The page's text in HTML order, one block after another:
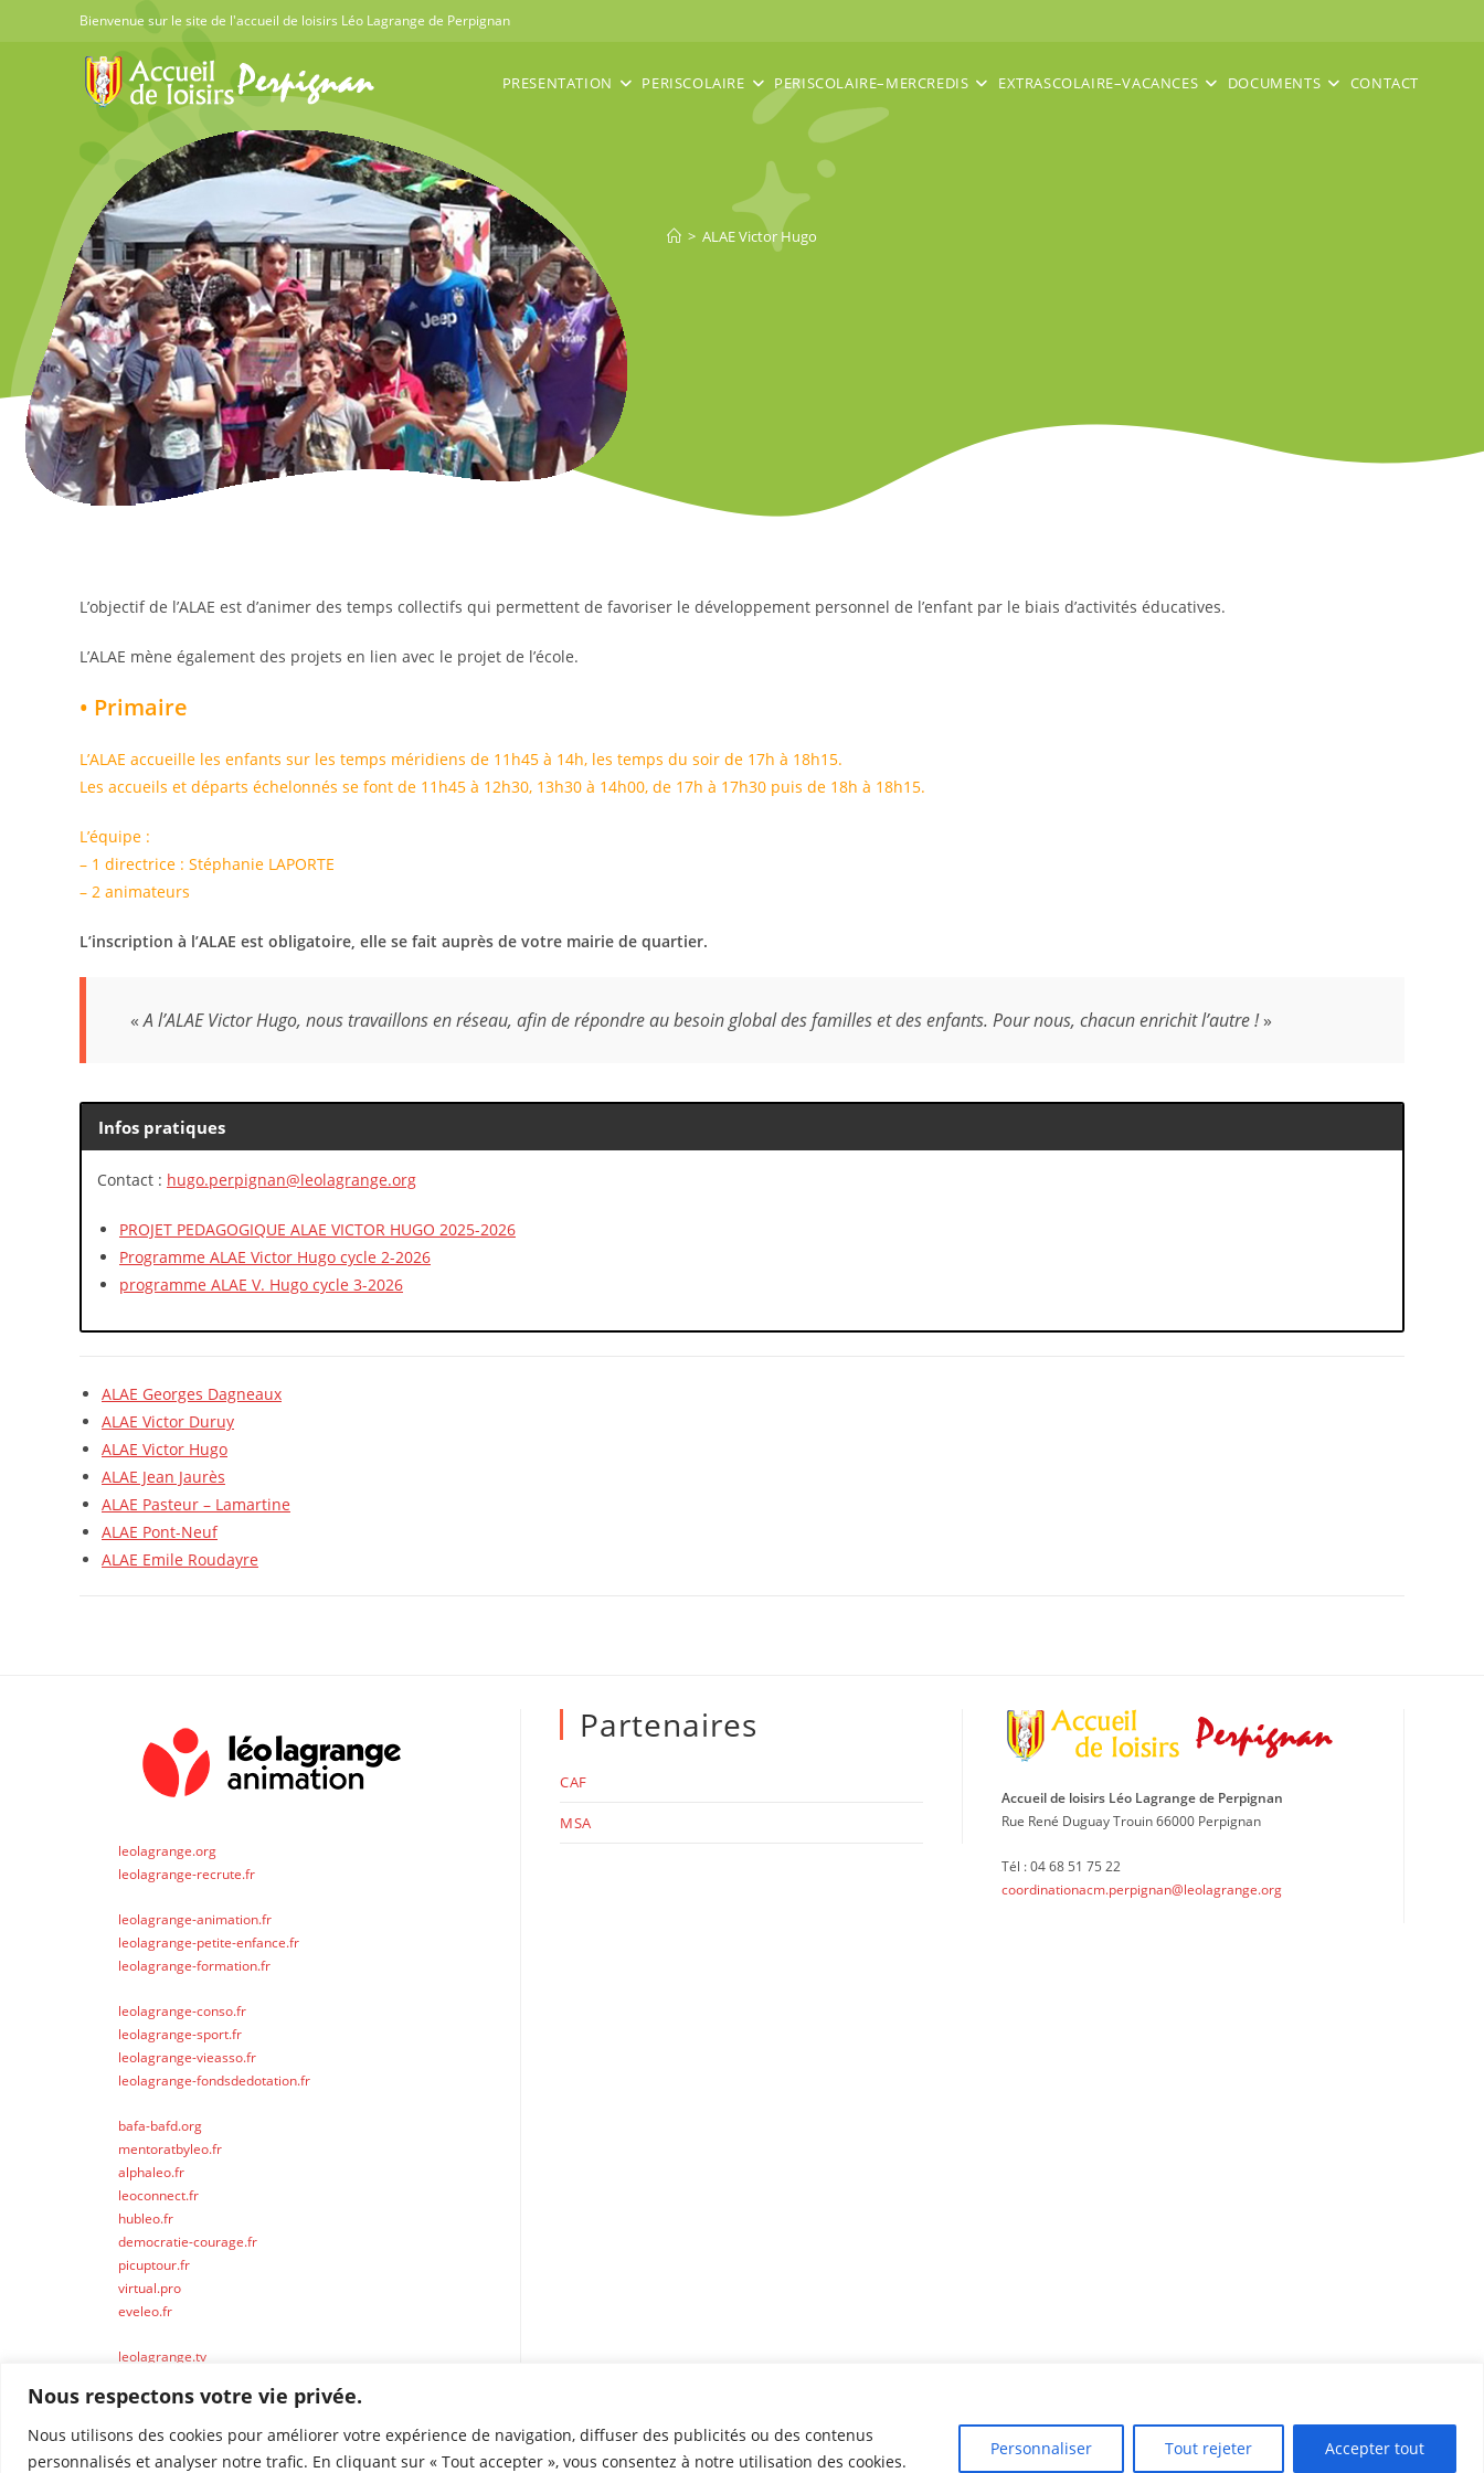
Nous respectons votre vie privée.
Nous utilisons des cookies pour améliorer votre expérience de navigation, diffuser des publicités ou des contenus
personnalisés et analyser notre trafic. En cliquant sur « Tout accepter », vous consentez à notre utilisation des cookies.
Personnaliser Tout rejeter Accepter tout
Bienvenue sur le site de l'accueil de loisirs Léo Lagrange de Perpignan
PRESENTATION PERISCOLAIRE PERISCOLAIRE–MERCREDIS EXTRASCOLAIRE–VACANCES DOCUMENTS CONTACT
> ALAE Victor Hugo
L’objectif de l’ALAE est d’animer des temps collectifs qui permettent de favoriser le développement personnel de l’enfant par le biais d’activités éducatives.
L’ALAE mène également des projets en lien avec le projet de l’école.
• Primaire
L’ALAE accueille les enfants sur les temps méridiens de 11h45 à 14h, les temps du soir de 17h à 18h15.
Les accueils et départs échelonnés se font de 11h45 à 12h30, 13h30 à 14h00, de 17h à 17h30 puis de 18h à 18h15.
L’équipe :
– 1 directrice : Stéphanie LAPORTE
– 2 animateurs
L’inscription à l’ALAE est obligatoire, elle se fait auprès de votre mairie de quartier.
«A l’ALAE Victor Hugo, nous travaillons en réseau, afin de répondre au besoin global des familles et des enfants. Pour nous, chacun enrichit l’autre !»
Infos pratiques
Contact : hugo.perpignan@leolagrange.org
PROJET PEDAGOGIQUE ALAE VICTOR HUGO 2025-2026
Programme ALAE Victor Hugo cycle 2-2026
programme ALAE V. Hugo cycle 3-2026
ALAE Georges Dagneaux
ALAE Victor Duruy
ALAE Victor Hugo
ALAE Jean Jaurès
ALAE Pasteur – Lamartine
ALAE Pont-Neuf
ALAE Emile Roudayre
leolagrange.org
leolagrange-recrute.fr
leolagrange-animation.fr
leolagrange-petite-enfance.fr
leolagrange-formation.fr
leolagrange-conso.fr
leolagrange-sport.fr
leolagrange-vieasso.fr
leolagrange-fondsdedotation.fr
bafa-bafd.org
mentoratbyleo.fr
alphaleo.fr
leoconnect.fr
hubleo.fr
democratie-courage.fr
picuptour.fr
virtual.pro
eveleo.fr
leolagrange.tv
Partenaires
CAF
MSA
Accueil de loisirs Léo Lagrange de Perpignan
Rue René Duguay Trouin 66000 Perpignan
Tél : 04 68 51 75 22
coordinationacm.perpignan@leolagrange.org